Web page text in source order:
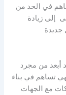
في الحد من
إلى زيادة
جديدة
أبعد من مجرد
تساهم في بناء
مع الجهات